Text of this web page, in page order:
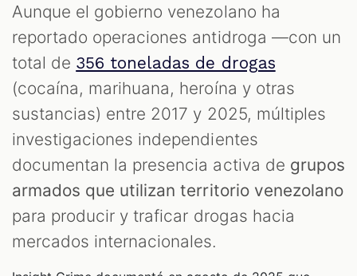
Aunque el gobierno venezolano ha
reportado operaciones antidroga —con un
total de 356 toneladas de drogas
(cocaína, marihuana, heroína y otras
sustancias) entre 2017 y 2025, múltiples
investigaciones independientes
documentan la presencia activa de grupos
armados que utilizan territorio venezolano
para producir y traficar drogas hacia
mercados internacionales.